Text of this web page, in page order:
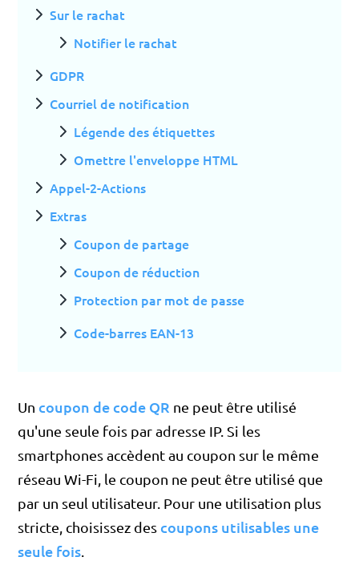
Sur le rachat
Notifier le rachat
GDPR
Courriel de notification
Légende des étiquettes
Omettre l'enveloppe HTML
Appel-2-Actions
Extras
Coupon de partage
Coupon de réduction
Protection par mot de passe
Code-barres EAN-13
Un coupon de code QR ne peut être utilisé
qu'une seule fois par adresse IP. Si les
smartphones accèdent au coupon sur le même
réseau Wi-Fi, le coupon ne peut être utilisé que
par un seul utilisateur. Pour une utilisation plus
stricte, choisissez des coupons utilisables une
seule fois